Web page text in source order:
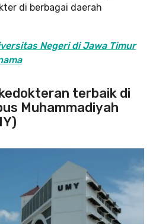
di berbagai daerah
Negeri di Jawa Timur
terbaik di
Muhammadiyah